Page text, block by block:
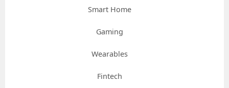
Smart Home
Gaming
Wearables
Fintech